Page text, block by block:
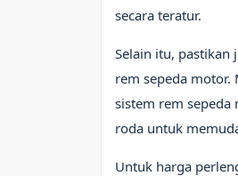
secara teratur.
Selain itu, pastikan
rem sepeda motor.
sistem rem sepeda
roda untuk
Untuk harga